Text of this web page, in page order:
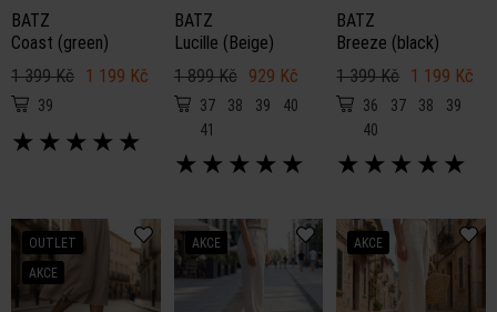
BATZ
Coast (green)
1 399 Kč 1 199 Kč
39
★ ★ ★ ★ ★
BATZ
Lucille (Beige)
1 899 Kč 929 Kč
37 38 39
40
41
★ ★ ★ ★ ★
BATZ
Breeze (black)
1 399 Kč 1 199 Kč
36 37 38
39
40
★ ★ ★ ★ ★
OUTLET
AKCE
AKCE AKCE